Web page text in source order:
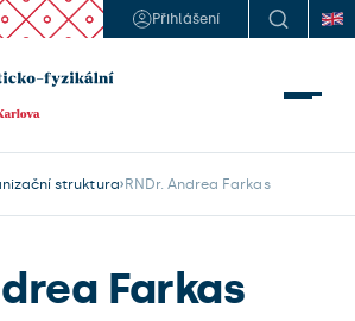
Přihlášení
struktura RNDr. Andrea Farkas
Farkas